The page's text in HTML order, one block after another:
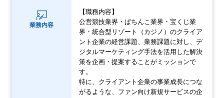
業務内容
【職務内容】
公営競技業界・ぱちんこ業界・宝くじ業
界・統合型リゾート（カジノ）のクライア
ント企業の経営課題、業務課題に対し、デ
ジタルマーケティング手法を活用した解決
策を企画・提案することがミッションで
す。
特に、クライアント企業の事業成長につな
がるような、ファン向け新規サービスの企